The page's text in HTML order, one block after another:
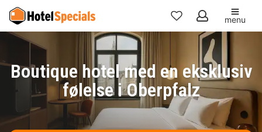
Mine
favoritter
menu
Boutique hotel med en eksklusiv
følelse i Oberpfalz